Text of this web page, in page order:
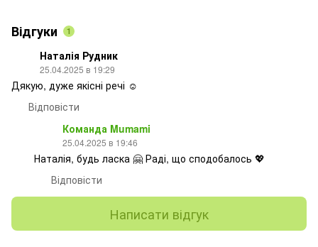
Відгуки 1
Наталія Рудник
25.04.2025 в 19:29
Дякую, дуже якісні речі ☺️
Відповісти
Команда Mumami
25.04.2025 в 19:46
Наталія, будь ласка 🤗 Раді, що сподобалось 💖
Відповісти
Написати відгук